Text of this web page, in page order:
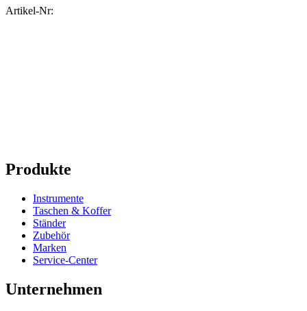
Artikel-Nr:
Produkte
Instrumente
Taschen & Koffer
Ständer
Zubehör
Marken
Service-Center
Unternehmen